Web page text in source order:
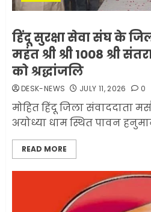
हिंदू सुरक्षा सेवा संघ के
महंत श्री श्री 1008 श्री
को श्रद्धांजलि
DESK-NEWS JULY 11, 2026 0
मोहित हिंदू जिला संवाददाता
अयोध्या धाम स्थित पावन
READ MORE